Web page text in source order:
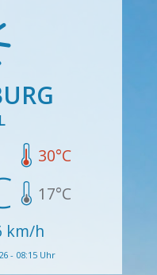
30°C
17°C
km/h
- 08:15 Uhr